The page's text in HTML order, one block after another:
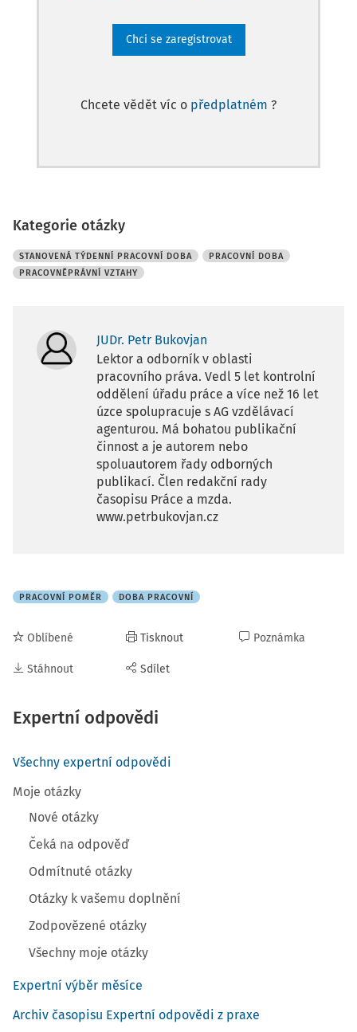
Chci se zaregistrovat
Chcete vědět víc o předplatném ?
Kategorie otázky
STANOVENÁ TÝDENNÍ PRACOVNÍ DOBA
PRACOVNÍ DOBA
PRACOVNĚPRÁVNÍ VZTAHY
JUDr. Petr Bukovjan
Lektor a odborník v oblasti
pracovního práva. Vedl 5 let kontrolní
oddělení úřadu práce a více než 16 let
úzce spolupracuje s AG vzdělávací
agenturou. Má bohatou publikační
činnost a je autorem nebo
spoluautorem řady odborných
publikací. Člen redakční rady
časopisu Práce a mzda.
www.petrbukovjan.cz
PRACOVNÍ POMĚR DOBA PRACOVNÍ
Oblíbené
Stáhnout
Tisknout
Sdílet
Poznámka
Expertní odpovědi
Všechny expertní odpovědi
Moje otázky
Nové otázky
Čeká na odpověď
Odmítnuté otázky
Otázky k vašemu doplnění
Zodpovězené otázky
Všechny moje otázky
Expertní výběr měsíce
Archiv časopisu Expertní odpovědi z praxe